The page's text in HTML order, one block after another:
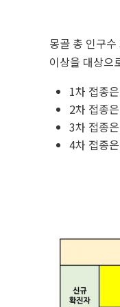
몽골 총 인구
이상을 대상으
1차 접종
2차 접종
3차 접종
4차 접종